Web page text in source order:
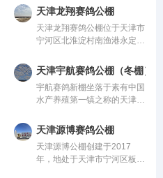
际、国内先进、科学合理的设
计方案进行建设，采用一体化
钢架结构，公棚长200米，宽
28米，高15米，可
天津龙翔赛鸽公棚
天津龙翔赛鸽公棚位于天津市
宁河区北淮淀村南渔港永定河
公棚以国际、国内先进、科学
合理的设计方案进行建设，采
用一体化钢架结构，公棚长
200米，宽28米，
天津宇航赛鸽公棚（冬棚）
宇航赛鸽新棚坐落于素有中国
水产养殖第一镇之称的天津市
（环渤海下属长久发达海淡水
产养殖有限公司）公司向南8
公里可到沿海高速，向北5公
里可到京津唐
天津源博赛鸽公棚
天津源博公棚创建于2017
年，地处于天津市宁河区板桥